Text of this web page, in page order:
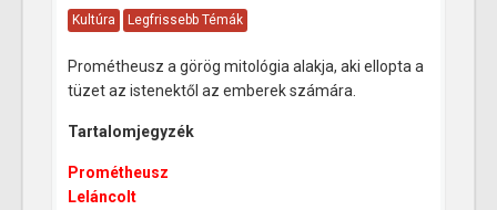
Kultúra Legfrissebb Témák
Prométheusz a görög mitológia alakja, aki ellopta a
tüzet az istenektől az emberek számára.
Tartalomjegyzék
Prométheusz
Leláncolt